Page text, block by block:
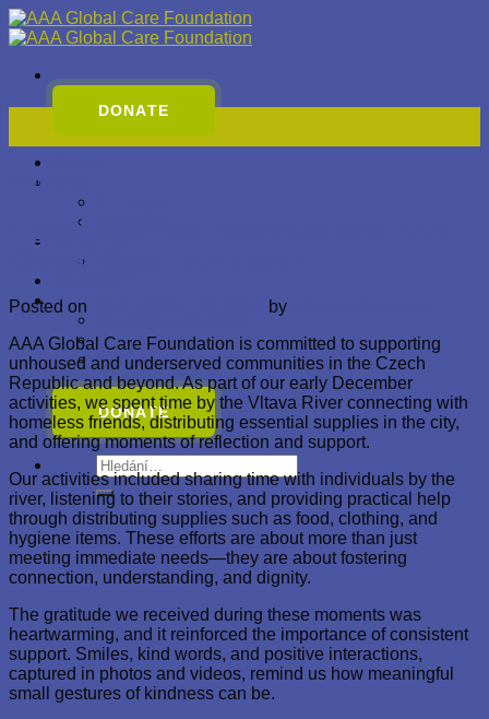
Přeskočit
na
DONATE
Join Us
Sponsor Us
Become a Representative
DONATE
Hledat:
Nezařazené
Early December Activities with AAA
Global Care Foundation
Posted on by
AAA Global Care Foundation is committed to supporting
unhoused and underserved communities in the Czech
Republic and beyond. As part of our early December
activities, we spent time by the Vltava River connecting with
homeless friends, distributing essential supplies in the city,
and offering moments of reflection and support.
Our activities included sharing time with individuals by the
river, listening to their stories, and providing practical help
through distributing supplies such as food, clothing, and
hygiene items. These efforts are about more than just
meeting immediate needs—they are about fostering
connection, understanding, and dignity.
The gratitude we received during these moments was
heartwarming, and it reinforced the importance of consistent
support. Smiles, kind words, and positive interactions,
captured in photos and videos, remind us how meaningful
small gestures of kindness can be.